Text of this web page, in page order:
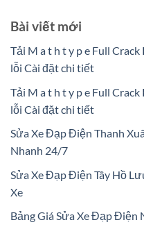
Bài viết mới
Tải M a t h t y p e Full
lỗi Cài đặt chi tiết
Tải M a t h t y p e Full
lỗi Cài đặt chi tiết
Sửa Xe Đạp Điện Thanh
Nhanh 24/7
Sửa Xe Đạp Điện Tây Hồ
Xe
Bảng Giá Sửa Xe Đạp